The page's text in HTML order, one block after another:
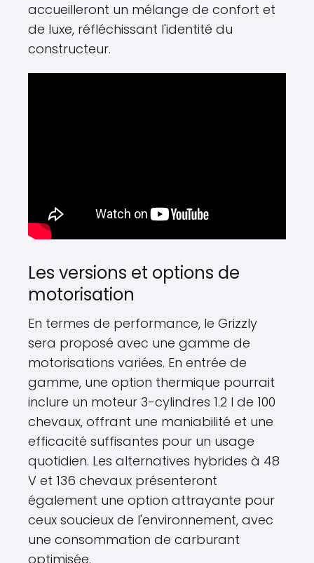
accueilleront un mélange de confort et
de luxe, réfléchissant l'identité du
constructeur.
Les versions et options de
motorisation
En termes de performance, le Grizzly
sera proposé avec une gamme de
motorisations variées. En entrée de
gamme, une option thermique pourrait
inclure un moteur 3-cylindres 1.2 l de 100
chevaux, offrant une maniabilité et une
efficacité suffisantes pour un usage
quotidien. Les alternatives hybrides à 48
V et 136 chevaux présenteront
également une option attrayante pour
ceux soucieux de l'environnement, avec
une consommation de carburant
optimisée.